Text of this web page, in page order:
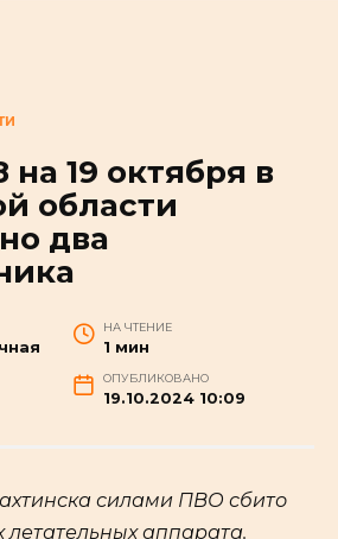
на 19 октября в
области
два
НА ЧТЕНИЕ
1 мин
ОПУБЛИКОВАНО
19.10.2024 10:09
силами ПВО сбито
летательных аппарата.